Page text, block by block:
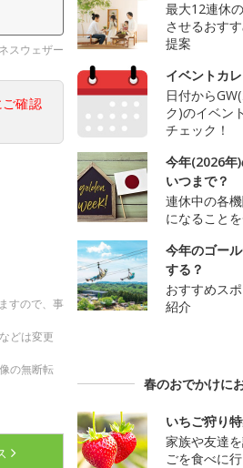
スウェザー
確認
すので、事
どは変更
の無断転
最大12連休
させるおす
提案
イベントカ
日付から
ク)のイベン
チェック！
今年(2026年
いつまで？
連休中の各
になること
今年のゴー
する？
おすすめス
紹介
春のおでかけに
いちご狩り
家族や友達
ごを食べに